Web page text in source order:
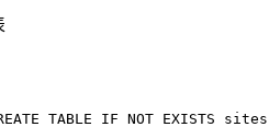
TABLE IF NOT EXISTS